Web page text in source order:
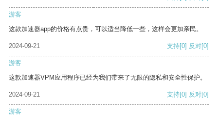
游客
这款加速器app的价格有点贵，可以适当降低一些，这样会更加亲民。
2024-09-21 支持[0] 反对[0]
游客
这款加速器VPM应用程序已经为我们带来了无限的隐私和安全性保护。
2024-09-21 支持[0] 反对[0]
游客